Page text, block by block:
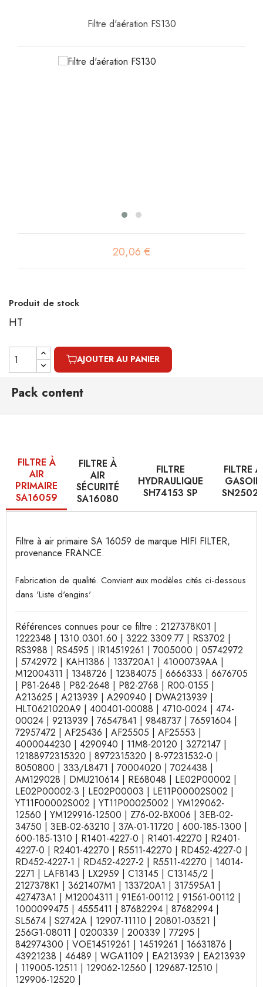
Filtre d'aération FS130
20,06 €
Produit de stock
HT
AJOUTER AU PANIER
Pack content
FILTRE À
AIR
PRIMAIRE
SA16059
FILTRE À
AIR
SÉCURITÉ
SA16080
FILTRE
HYDRAULIQUE
SH74153 SP
FILTRE À
GASOIL
SN25027
Filtre à air primaire SA 16059 de marque HIFI FILTER,
provenance FRANCE.
Fabrication de qualité. Convient aux modèles cités ci-dessous
dans 'Liste d'engins'
Références connues pour ce filtre : 2127378K01 |
1222348 | 1310.0301.60 | 3222.3309.77 | RS3702 |
RS3988 | RS4595 | IR14519261 | 7005000 | 05742972
| 5742972 | KAH1386 | 133720A1 | 41000739AA |
M12004311 | 1348726 | 12384075 | 6666333 | 6676705
| P81-2648 | P82-2648 | P82-2768 | R00-0155 |
A213625 | A213939 | A290940 | DWA213939 |
HLT0621020A9 | 400401-00088 | 4710-0024 | 474-
00024 | 9213939 | 76547841 | 9848737 | 76591604 |
72957472 | AF25436 | AF25505 | AF25553 |
4000044230 | 4290940 | 11M8-20120 | 3272147 |
12188972315320 | 8972315320 | 8-97231532-0 |
8050800 | 333/L8471 | 70004020 | 7024438 |
AM129028 | DMU210614 | RE68048 | LE02P00002 |
LE02P00002-3 | LE02P00003 | LE11P00002S002 |
YT11F00002S002 | YT11P00025002 | YM129062-
12560 | YM129916-12500 | Z76-02-BX006 | 3EB-02-
34750 | 3EB-02-63210 | 37A-01-11720 | 600-185-1300 |
600-185-1310 | R1401-4227-0 | R1401-42270 | R2401-
4227-0 | R2401-42270 | R5511-42270 | RD452-4227-0 |
RD452-4227-1 | RD452-4227-2 | R5511-42270 | 14014-
2271 | LAF8143 | LX2959 | C13145 | C13145/2 |
2127378K1 | 3621407M1 | 133720A1 | 317595A1 |
427473A1 | M12004311 | 91E61-00112 | 91561-00112 |
1000099475 | 4555411 | 87682294 | 87682994 |
SL5674 | S2742A | 12907-11110 | 20801-03521 |
256G1-08011 | 0200339 | 200339 | 77295 |
842974300 | VOE14519261 | 14519261 | 16631876 |
43921238 | 46489 | WGA1109 | EA213939 | EA213939
| 119005-12511 | 129062-12560 | 129687-12510 |
129906-12520 |